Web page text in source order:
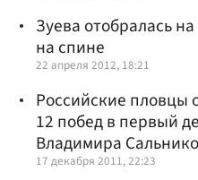
Зуева отобралась
на спине
22 апреля 2012, 18:21
Российские пловцы
12 побед в первый
Владимира
17 декабря 2011, 22:23